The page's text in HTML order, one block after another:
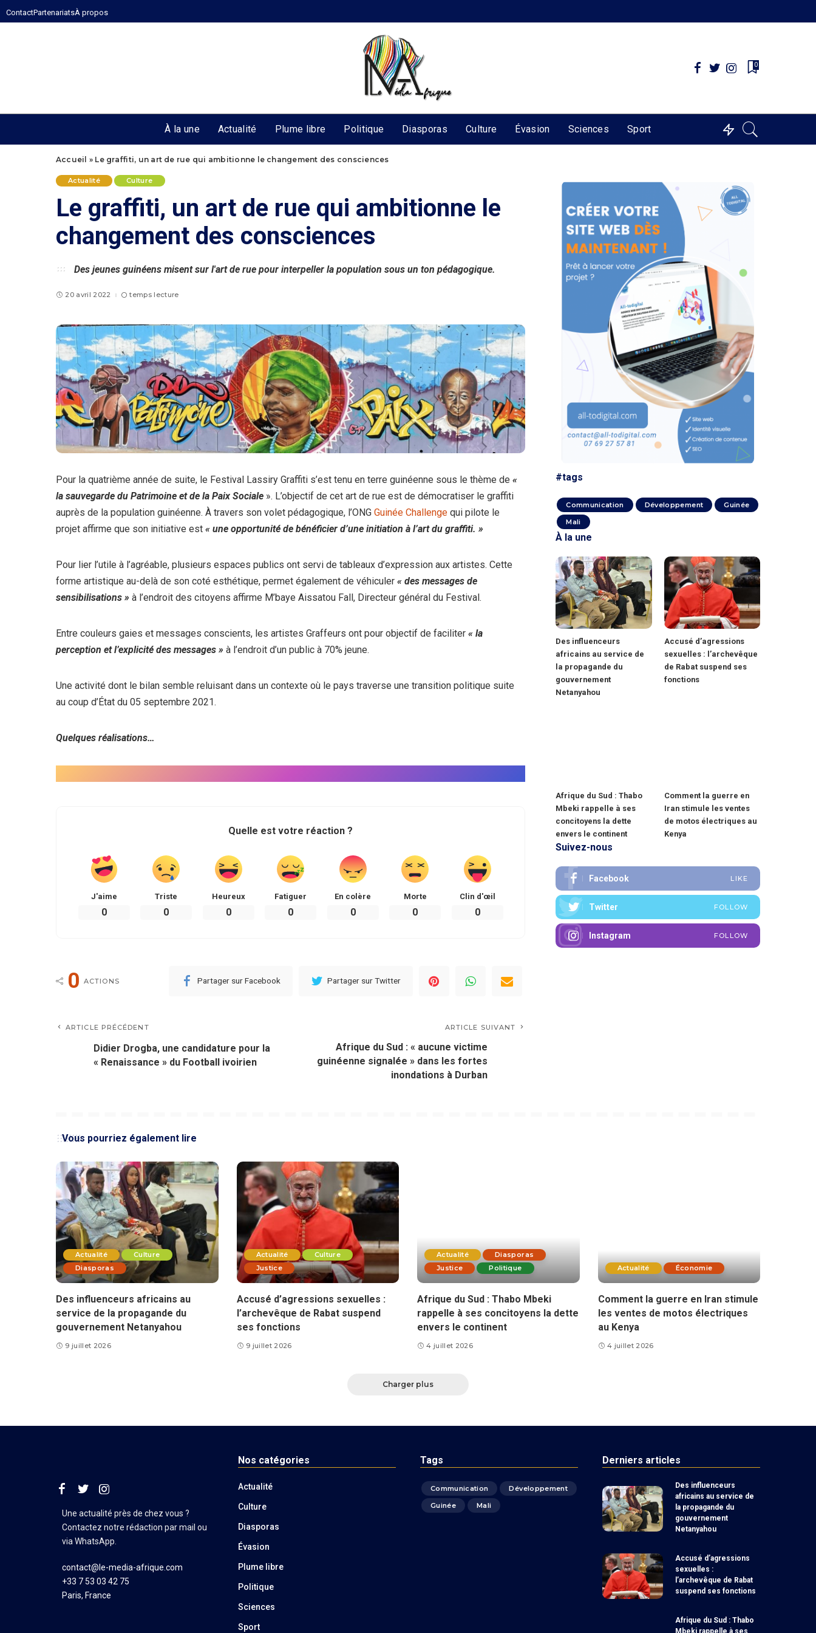
ContactPartenariatsÀ propos
0
À la une Actualité Plume libre Politique Diasporas Culture Évasion Sciences Sport
Accueil » Le graffiti, un art de rue qui ambitionne le changement des consciences
Actualité Culture
Le graffiti, un art de rue qui ambitionne le
changement des consciences
Des jeunes guinéens misent sur l'art de rue pour interpeller la population sous un ton pédagogique.
20 avril 2022 temps lecture
Pour la quatrième année de suite, le Festival Lassiry Graffiti s’est tenu en terre guinéenne sous le thème de «
la sauvegarde du Patrimoine et de la Paix Sociale ». L’objectif de cet art de rue est de démocratiser le graffiti
auprès de la population guinéenne. À travers son volet pédagogique, l’ONG Guinée Challenge qui pilote le
projet affirme que son initiative est « une opportunité de bénéficier d’une initiation à l’art du graffiti. »
Pour lier l’utile à l’agréable, plusieurs espaces publics ont servi de tableaux d’expression aux artistes. Cette
forme artistique au-delà de son coté esthétique, permet également de véhiculer « des messages de
sensibilisations » à l’endroit des citoyens affirme M’baye Aissatou Fall, Directeur général du Festival.
Entre couleurs gaies et messages conscients, les artistes Graffeurs ont pour objectif de faciliter « la
perception et l’explicité des messages » à l’endroit d’un public à 70% jeune.
Une activité dont le bilan semble reluisant dans un contexte où le pays traverse une transition politique suite
au coup d’État du 05 septembre 2021.
Quelques réalisations…
Quelle est votre réaction ?
J'aime
0
Triste
0
Heureux
0
Fatiguer
0
En colère
0
Morte
0
Clin d'œil
0
0 ACTIONS Partager sur Facebook Partager sur Twitter
ARTICLE PRÉCÉDENT
Didier Drogba, une candidature pour la
« Renaissance » du Football ivoirien
ARTICLE SUIVANT
Afrique du Sud : « aucune victime
guinéenne signalée » dans les fortes
inondations à Durban
#tags
Communication Développement
Guinée
Mali
À la une
Des influenceurs
africains au service de
la propagande du
gouvernement
Netanyahou
Accusé d’agressions
sexuelles : l’archevêque
de Rabat suspend ses
fonctions
Afrique du Sud : Thabo
Mbeki rappelle à ses
concitoyens la dette
envers le continent
Comment la guerre en
Iran stimule les ventes
de motos électriques au
Kenya
Suivez-nous
Facebook LIKE
Twitter FOLLOW
Instagram FOLLOW
Vous pourriez également lire
Actualité
Culture
Diasporas
Des influenceurs africains au
service de la propagande du
gouvernement Netanyahou
9 juillet 2026
Actualité
Culture
Justice
Accusé d’agressions sexuelles :
l’archevêque de Rabat suspend
ses fonctions
9 juillet 2026
Actualité
Diasporas
Justice
Politique
Afrique du Sud : Thabo Mbeki
rappelle à ses concitoyens la dette
envers le continent
4 juillet 2026
Actualité Économie
Comment la guerre en Iran stimule
les ventes de motos électriques
au Kenya
4 juillet 2026
Charger plus
Une actualité près de chez vous ?
Contactez notre rédaction par mail ou
via WhatsApp.
contact@le-media-afrique.com
+33 7 53 03 42 75
Paris, France
Nos catégories
Actualité
Culture
Diasporas
Évasion
Plume libre
Politique
Sciences
Sport
Tags
Communication
Développement
Guinée
Mali
Derniers articles
Des influenceurs
africains au service de
la propagande du
gouvernement
Netanyahou
Accusé d’agressions
sexuelles :
l’archevêque de Rabat
suspend ses fonctions
Afrique du Sud : Thabo